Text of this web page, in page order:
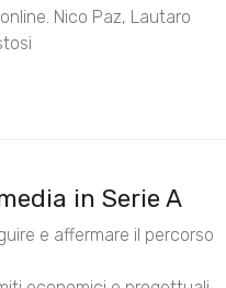
Nico Paz, Lautaro
in Serie A
e affermare il percorso